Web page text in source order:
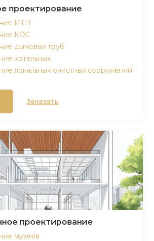
проектирование
ИТП
КОС
дымовых труб
котельных
локальных очистных сооружений
Заказать
проектирование
музеев